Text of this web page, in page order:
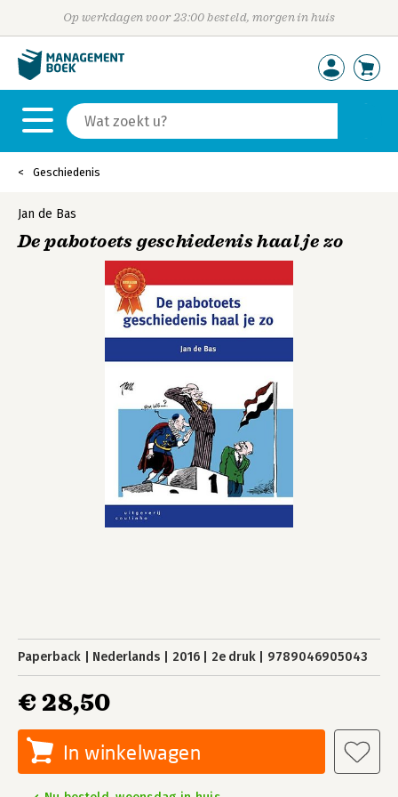
Op werkdagen voor 23:00 besteld, morgen in huis
Geschiedenis
Jan de Bas
De pabotoets geschiedenis haal je zo
Paperback Nederlands 2016 2e druk 9789046905043
€ 28,50
In winkelwagen